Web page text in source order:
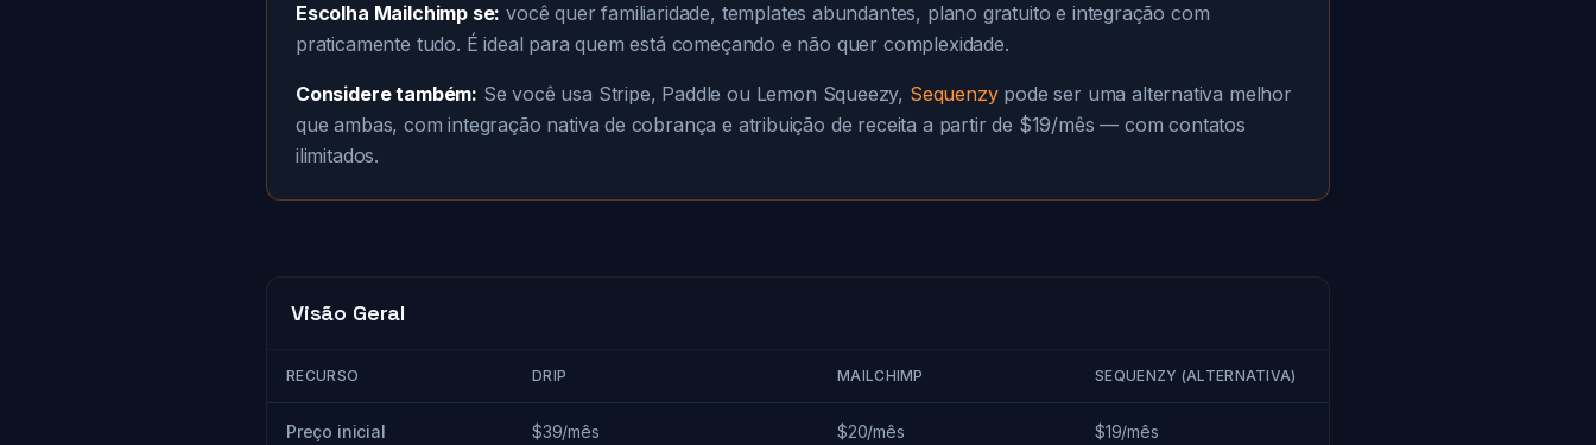
Escolha Mailchimp se: você quer familiaridade, templates abundantes, plano gratuito e integração com
praticamente tudo. É ideal para quem está começando e não quer complexidade.
Considere também: Se você usa Stripe, Paddle ou Lemon Squeezy, Sequenzypode ser uma alternativa melhor
que ambas, com integração nativa de cobrança e atribuição de receita a partir de $19/mês — com contatos
ilimitados.
Visão Geral
RECURSO DRIP MAILCHIMP SEQUENZY (ALTERNATIVA)
Preço inicial $39/mês $20/mês $19/mês